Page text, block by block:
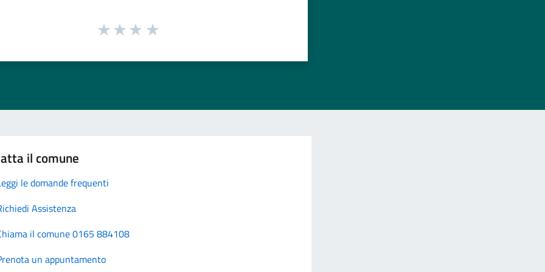
il comune
le domande frequenti
Assistenza
il comune 0165 884108
un appuntamento